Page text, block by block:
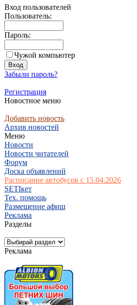
Вход пользователей
Пользователь:
Пароль:
Чужой компьютер
Забыли пароль?
Регистрация
Новостное меню
Добавить новость
Архив новостей
Меню
Новости
Новости читателей
Форум
Доска объявлений
Расписание автобусов с 15.04.2026
SETIкет
Тех. помощь
Размещение афиш
Реклама
Разделы
Реклама